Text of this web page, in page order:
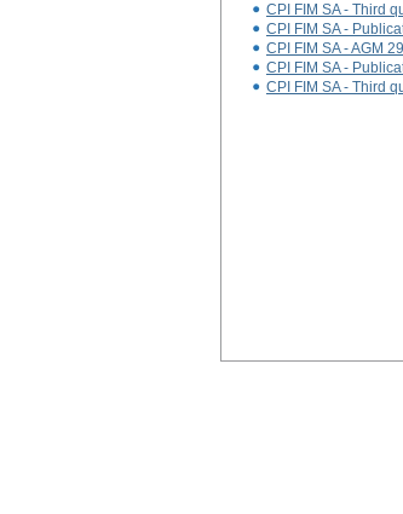
CPI FIM SA - Third
CPI FIM SA -
CPI FIM SA - AGM
CPI FIM SA -
CPI FIM SA - Third